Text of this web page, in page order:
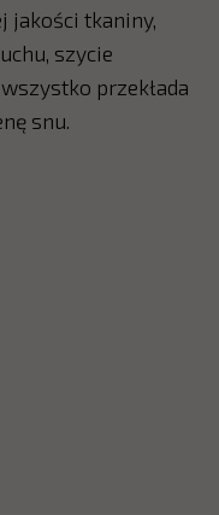
jakości tkaniny,
szycie
przekłada
snu.